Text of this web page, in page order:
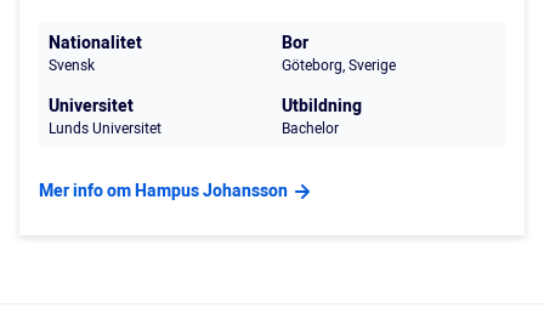
Nationalitet
Svensk
Bor
Göteborg, Sverige
Universitet
Lunds Universitet
Utbildning
Bachelor
Mer info om Hampus Johansson